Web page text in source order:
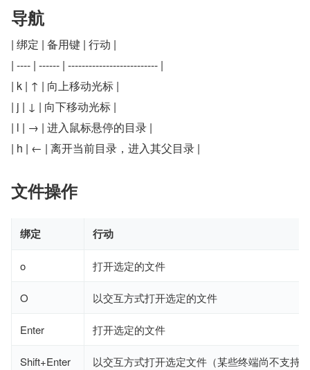
导航
| 绑定 | 备用键 | 行动 |
| ---- | ------ | -------------------------- |
| k | ↑ | 向上移动光标 |
| j | ↓ | 向下移动光标 |
| l | → | 进入鼠标悬停的目录 |
| h | ← | 离开当前目录，进入其父目录 |
文件操作
绑定 行动
o 打开选定的文件
O 以交互方式打开选定的文件
Enter 打开选定的文件
Shift+Enter 以交互方式打开选定文件（某些终端尚不支持